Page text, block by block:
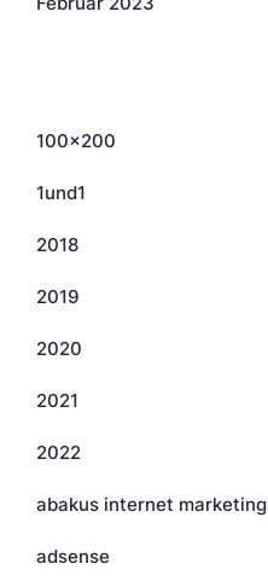
100×200
1und1
2018
2019
2020
2021
2022
abakus internet marketing
adsense